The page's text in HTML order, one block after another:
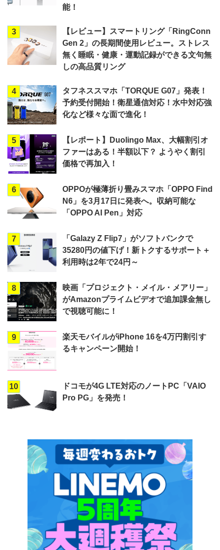
能！
3
【レビュー】スマートリング「RingConn
Gen 2」の長期間使用レビュー。ストレス
無く睡眠・健康・運動記録ができる文句無
しの高品質リング
4
タフネススマホ「TORQUE G07」発表！
予約受付開始！衛星通信対応！水中対応強
化など様々な面で進化！
5
【レポート】Duolingo Max、大幅割引オ
ファーはある！半額以下？ ようやく割引
価格で再加入！
6
OPPOが極薄折り畳みスマホ「OPPO Find
N6」を3月17日に発表へ。収納可能な
「OPPO AI Pen」対応
7
「Galazy Z Flip7」がソフトバンクで
35280円の値下げ！新トクするサポート＋
利用時は2年で24円～
8
映画「プロジェクト・メイル・メアリー」
がAmazonプライムビデオで追加課金無し
で視聴可能に！
9
楽天モバイルがiPhone 16を4万円割引す
るキャンペーン開始！
10
ドコモが4G LTE対応のノートPC「VAIO
Pro PG」を発売！